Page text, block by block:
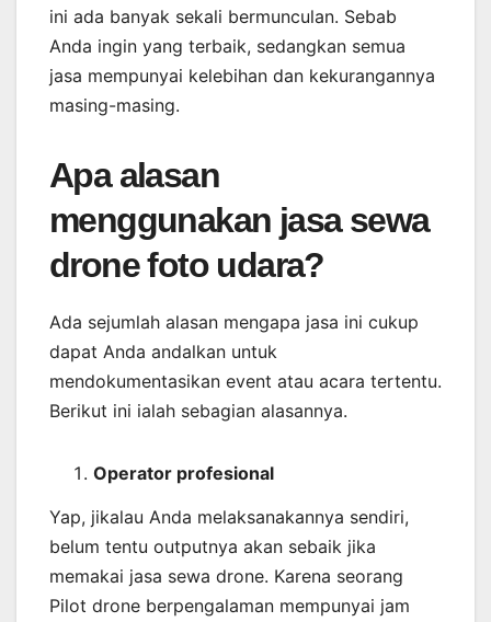
ini ada banyak sekali bermunculan. Sebab
Anda ingin yang terbaik, sedangkan semua
jasa mempunyai kelebihan dan kekurangannya
masing-masing.
Apa alasan
menggunakan jasa sewa
drone foto udara?
Ada sejumlah alasan mengapa jasa ini cukup
dapat Anda andalkan untuk
mendokumentasikan event atau acara tertentu.
Berikut ini ialah sebagian alasannya.
Operator profesional
Yap, jikalau Anda melaksanakannya sendiri,
belum tentu outputnya akan sebaik jika
memakai jasa sewa drone. Karena seorang
Pilot drone berpengalaman mempunyai jam